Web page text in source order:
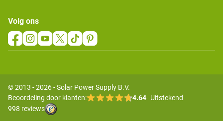
Volg ons
© 2013 - 2026 - Solar Power Supply B.V.
Beoordeling door klanten:
4.64 Uitstekend
998 reviews